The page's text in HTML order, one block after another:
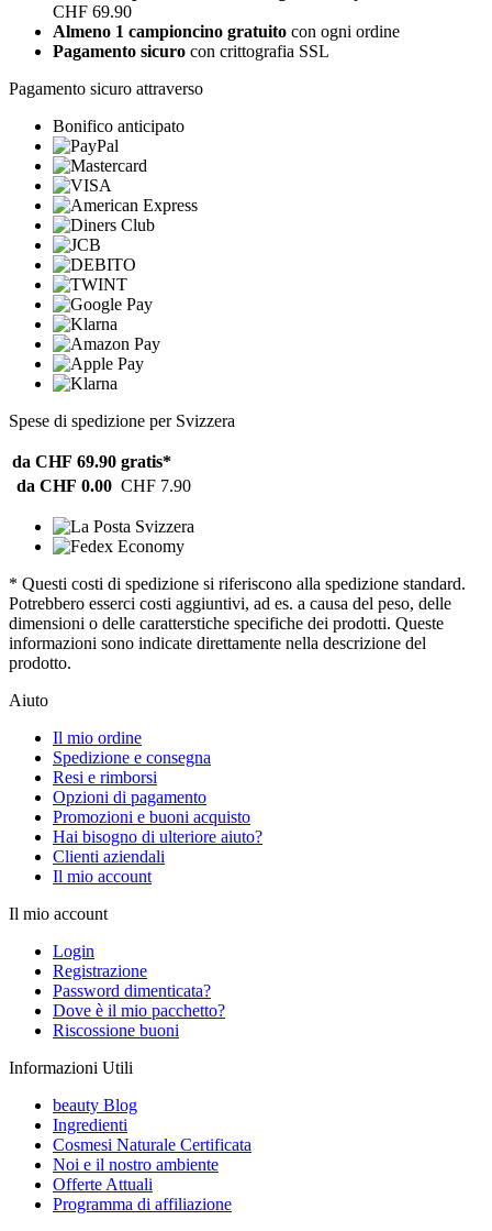
CHF 69.90
Almeno 1 campioncino gratuito con ogni ordine
Pagamento sicuro con crittografia SSL
Pagamento sicuro attraverso
Bonifico anticipato
Spese di spedizione per Svizzera
da CHF 69.90 gratis*
da CHF 0.00 CHF 7.90
* Questi costi di spedizione si riferiscono alla spedizione standard.
Potrebbero esserci costi aggiuntivi, ad es. a causa del peso, delle
dimensioni o delle caratterstiche specifiche dei prodotti. Queste
informazioni sono indicate direttamente nella descrizione del
prodotto.
Aiuto
Il mio ordine
Spedizione e consegna
Resi e rimborsi
Opzioni di pagamento
Promozioni e buoni acquisto
Hai bisogno di ulteriore aiuto?
Clienti aziendali
Il mio account
Il mio account
Login
Registrazione
Password dimenticata?
Dove è il mio pacchetto?
Riscossione buoni
Informazioni Utili
beauty Blog
Ingredienti
Cosmesi Naturale Certificata
Noi e il nostro ambiente
Offerte Attuali
Programma di affiliazione